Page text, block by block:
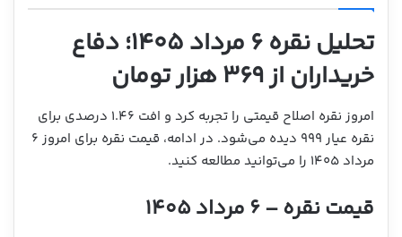
تحلیل نقره ۶ مرداد ۱۴۰۵؛ دفاع
خریداران از ۳۶۹ هزار تومان
امروز نقره اصلاح قیمتی را تجربه کرد و افت ۱.۴۶ درصدی برای
نقره عیار ۹۹۹ دیده می‌شود. در ادامه، قیمت نقره برای امروز ۶
مرداد ۱۴۰۵ را می‌توانید مطالعه کنید.
قیمت نقره – ۶ مرداد ۱۴۰۵